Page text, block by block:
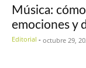
Música:
emociones y
Editorial - octubre 29,